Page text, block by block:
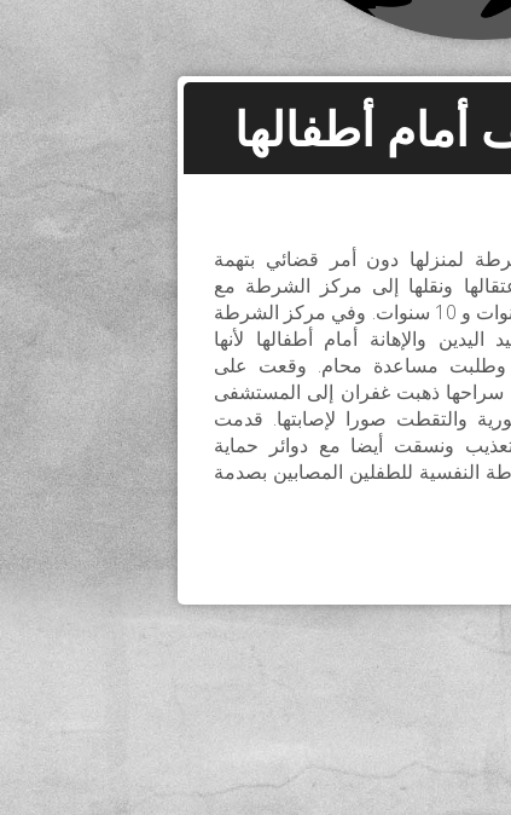
أطفالها
لمنزلها دون أمر قضائي بتهمة
ونقلها إلى مركز الشرطة مع
طفليها البالغين من العمر 9 سنوات و 10 سنوات. وفي مركز الشرطة
والإهانة أمام أطفالها لأنها
وطلبت مساعدة محام. وقعت على
سراحها ذهبت غفران إلى المستشفى
والتقطت صورا لإصابتها. قدمت
ونسقت أيضا مع دوائر حماية
النفسية للطفلين المصابين بصدمة